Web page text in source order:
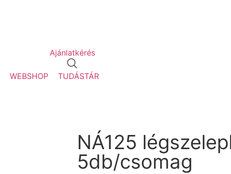
Ajánlatkérés
WEBSHOP TUDÁSTÁR
NÁ125
5db/csomag